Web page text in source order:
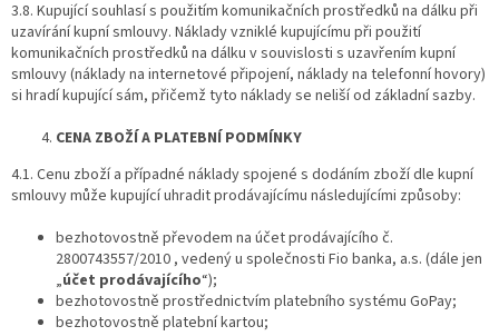
3.8. Kupující souhlasí s použitím komunikačních prostředků na dálku při
uzavírání kupní smlouvy. Náklady vzniklé kupujícímu při použití
komunikačních prostředků na dálku v souvislosti s uzavřením kupní
smlouvy (náklady na internetové připojení, náklady na telefonní hovory)
si hradí kupující sám, přičemž tyto náklady se neliší od základní sazby.
CENA ZBOŽÍ A PLATEBNÍ PODMÍNKY
4.1. Cenu zboží a případné náklady spojené s dodáním zboží dle kupní
smlouvy může kupující uhradit prodávajícímu následujícími způsoby:
bezhotovostně převodem na účet prodávajícího č.
2800743557/2010 , vedený u společnosti Fio banka, a.s. (dále jen
„účet prodávajícího“);
bezhotovostně prostřednictvím platebního systému GoPay;
bezhotovostně platební kartou;